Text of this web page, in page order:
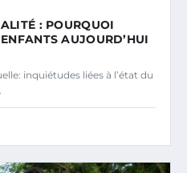
: POURQUOI
AUJOURD’HUI
inquiétudes liées à l’état du